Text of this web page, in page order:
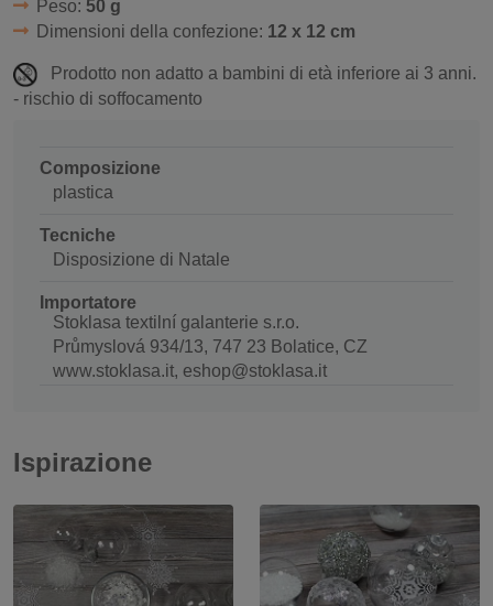
Peso: 50 g
Dimensioni della confezione: 12 x 12 cm
Prodotto non adatto a bambini di età inferiore ai 3 anni.
- rischio di soffocamento
Composizione
plastica
Tecniche
Disposizione di Natale
Importatore
Stoklasa textilní galanterie s.r.o.
Průmyslová 934/13, 747 23 Bolatice, CZ
www.stoklasa.it, eshop@stoklasa.it
Ispirazione